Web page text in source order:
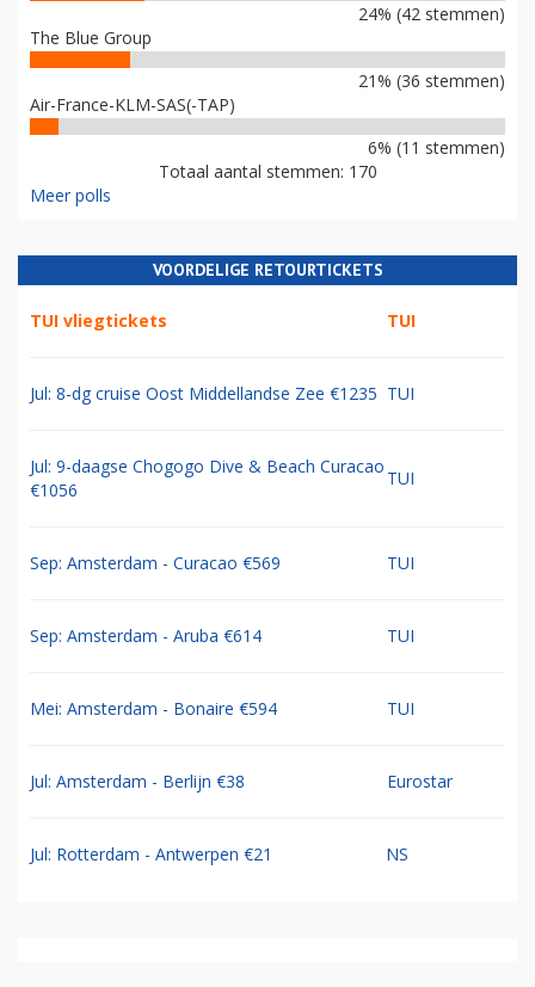
24% (42 stemmen)
The Blue Group
21% (36 stemmen)
Air-France-KLM-SAS(-TAP)
6% (11 stemmen)
Totaal aantal stemmen: 170
Meer polls
VOORDELIGE RETOURTICKETS
TUI vliegtickets TUI
Jul: 8-dg cruise Oost Middellandse Zee €1235 TUI
Jul: 9-daagse Chogogo Dive & Beach Curacao
€1056
TUI
Sep: Amsterdam - Curacao €569 TUI
Sep: Amsterdam - Aruba €614 TUI
Mei: Amsterdam - Bonaire €594 TUI
Jul: Amsterdam - Berlijn €38 Eurostar
Jul: Rotterdam - Antwerpen €21 NS